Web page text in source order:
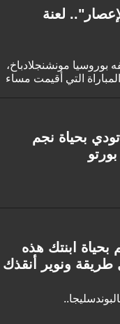
لعنة
كبيرًا بنتيجة 3-0 على مضيفه بوروسيا مونشنجلادباخ،
من 70 دقيقة، في المباراة التي أقيمت مساء
الألماني.
بحياة نجم
ابنتك هذه
ونوير أنقذك